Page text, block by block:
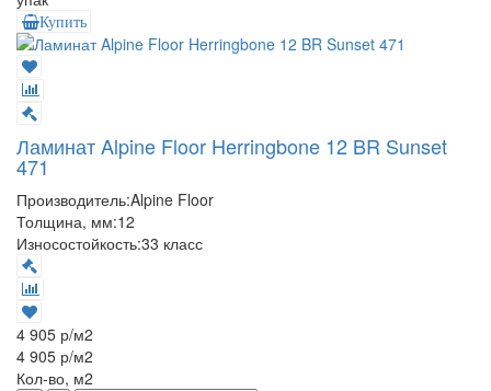
Купить
Ламинат Alpine Floor Herringbone 12 BR Sunset
471
Производитель:Alpine Floor
Толщина, мм:12
Износостойкость:33 класс
4 905 р/м2
4 905 р/м2
Кол-во, м2